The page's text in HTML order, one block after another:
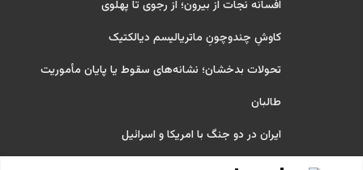
افسانه نجات از بیرون؛ از رجوی تا پهلوی
کاوشِ چندو‌چونِ ماتریالیسم دیالکتیک
تحولات بدخشان؛ نشانه‌های سقوط یا پایان مأموریت
طالبان
ایران در دو جنگ با امریکا و اسرائیل